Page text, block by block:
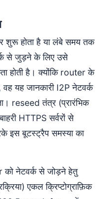
शुरू होता है या लंबे समय तक
से जुड़ने के लिए उसे
होती है। क्योंकि router के
वह यह जानकारी I2P नेटवर्क
reseed तंत्र (प्रारंभिक
HTTPS सर्वरों से
इस बूटस्ट्रैप समस्या का
को नेटवर्क से जोड़ने हेतु
एकल क्रिप्टोग्राफ़िक